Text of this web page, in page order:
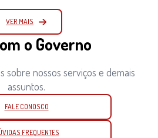
VER MAIS
o Governo
sobre nossos serviços e demais
assuntos.
FALE CONOSCO
FREQUENTES